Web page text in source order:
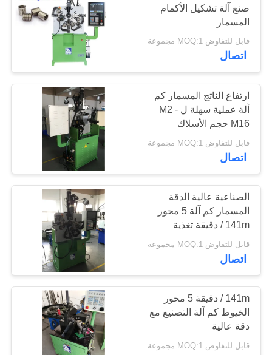
آلة تشكيل الأسلاك
آلة الربيع التواء
18
التوتر آلة الربيع
13
صنع آلة تشكيل الأكمام
المسمار
قابل للتفاوض MOQ:1 مجموعة
اتصال
ارتفاع الناتج المسمار كم
آلة عملية سهلة ل M2 -
M16 حجم الأسلاك
قابل للتفاوض MOQ:1 مجموعة
اتصال
الصناعية عالية الدقة
المسمار كم آلة 5 محور
141m / دقيقة تغذية
السرعة
قابل للتفاوض MOQ:1 مجموعة
اتصال
141m / دقيقة 5 محور
الخيوط كم آلة التصنيع مع
دقة عالية
قابل للتفاوض MOQ:1 مجموعة